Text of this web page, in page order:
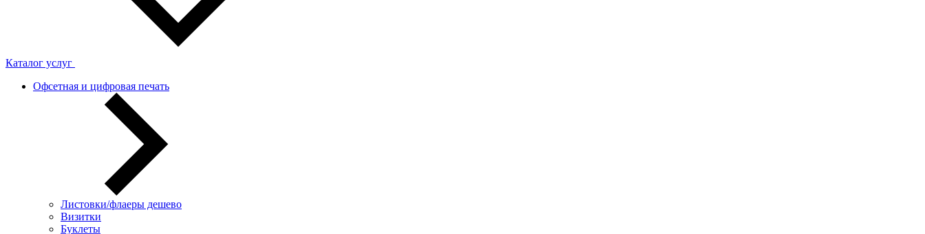
Каталог услуг
Офсетная и цифровая печать
Листовки/флаеры дешево
Визитки
Буклеты